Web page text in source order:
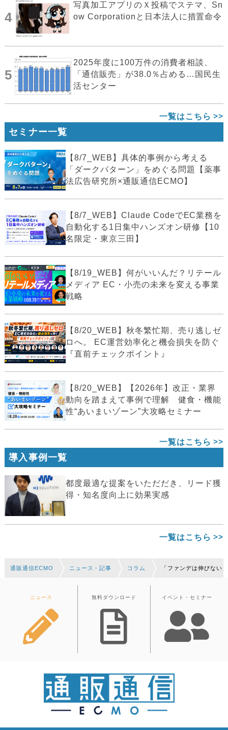
4
写真加工アプリのＸ投稿でステマ、Sn
ow Corporationと日本法人に措置命令
5
2025年度に100万件の消費者相談、
「通信販売」が38.0％占める…国民生
活センター
一覧はこちら
セミナー一覧
【8/7_WEB】具体的事例から考える
「ダークパターン」をめぐる問題【薬事
法広告研究所×通販通信ECMO】
【8/7_WEB】Claude CodeでEC業務を
自動化する1日集中ハンズオン研修【10
名限定・東京三田】
【8/19_WEB】何がいいんだ？リテール
メディア EC・小売の未来を変える事業
戦略
【8/20_WEB】秋冬繁忙期、売り逃しゼ
ロへ。 EC運営効率化と機会損失を防ぐ
『直前チェックポイント』
【8/20_WEB】【2026年】改正・業界
動向を踏まえて事例で理解 健食・機能
性“あいまいゾーン”大攻略セミナー
一覧はこちら
導入事例一覧
都度最適な提案をいただだき、リード獲
得・知名度向上に効果実感
一覧はこちら
通販通信ECMO ニュース・記事 コラム 「ファンデは伸びな
ニュース 無料ダウンロード イベント・セミナー